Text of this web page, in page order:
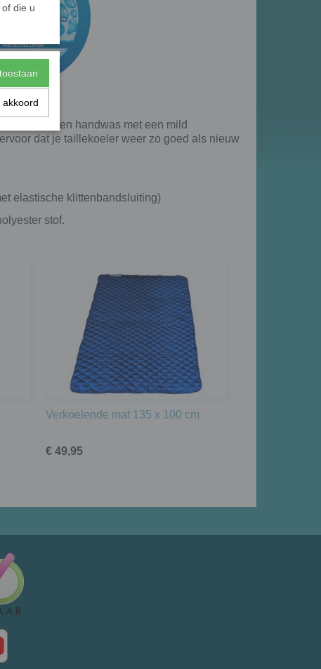
Een handwas met een mild
dat je taillekoeler weer zo goed als nieuw
elastische klittenbandsluiting)
stof.
Verkoelende mat 135 x 100 cm
€ 49,95
die u
akkoord